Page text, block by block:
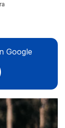
Google